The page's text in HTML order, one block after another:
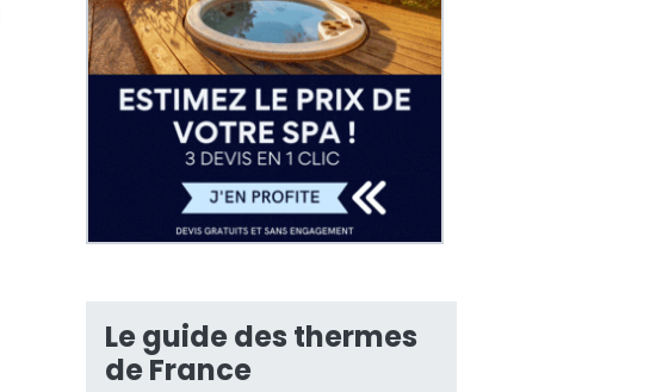
Le guide des thermes
de France